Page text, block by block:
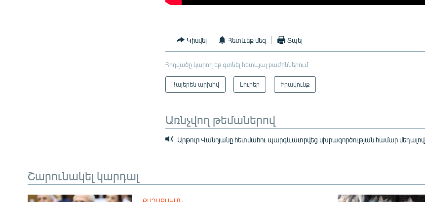
Կիսվել Հետևեք մեզ Տպել
Հոդվածը կարող եք գտնել հետևյալ բաժիններում
Հայերեն արխիվ Լուրեր Իրավունք
Առնչվող թեմաներով
Արթուր Վանոյանը հետմահու պարգևատրվեց սխրագործության համար մեդալով
Շարունակել կարդալ